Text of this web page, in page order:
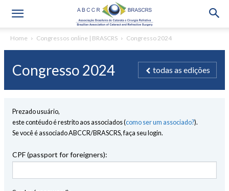
Home Congressos online | BRASCRS Congresso 2024
Congresso 2024 todas as edições
Prezado usuário,
este contéudo é restrito aos associados (como ser um associado?).
Se você é associado ABCCR/BRASCRS, faça seu login.
CPF (passport for foreigners):